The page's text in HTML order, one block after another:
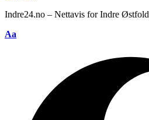
Indre24.no – Nettavis for Indre Østfold
Endre
Aa